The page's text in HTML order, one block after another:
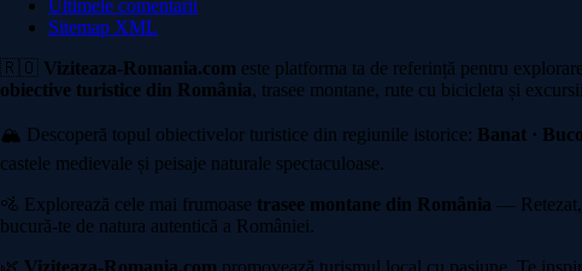
Ultimele comentarii
Sitemap XML
🇷🇴 Viziteaza-Romania.com este platforma ta de referință pentru
obiective turistice din România, trasee montane, rute cu bicicleta și
🏔️ Descoperă topul obiectivelor turistice din regiunile istorice: Banat ·
castele medievale și peisaje naturale spectaculoase.
🚵 Explorează cele mai frumoase trasee montane din România — Retezat,
bucură-te de natura autentică a României.
🌿 Viziteaza-Romania.com promovează turismul local cu pasiune. Te